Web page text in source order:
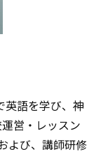
英語を学び、神
営・レッスン
よび、講師研修